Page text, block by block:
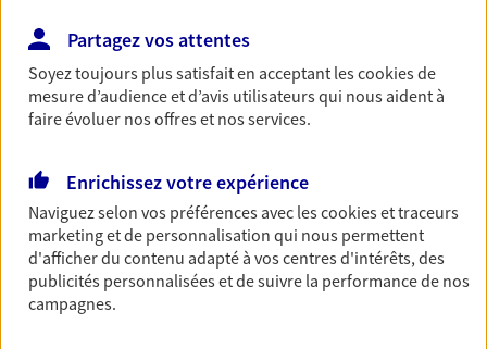
Pauline Houdart
Conseiller AXA Epargne et Protection
06 32 37 97 02
NOUS CONTACTER
Partagez vos attentes
Soyez toujours plus satisfait en acceptant lescookiesde
mesure d’audience et d’avis utilisateurs qui nous aident à
faire évoluer nos offres et nos services.
Enrichissez votre expérience
Naviguez selon vos préférences avec lescookies et traceurs
marketing et de personnalisation qui nous permettent
d'afficher du contenu adapté à vos centres d'intérêts, des
publicités personnalisées et de suivre la performance de nos
campagnes.